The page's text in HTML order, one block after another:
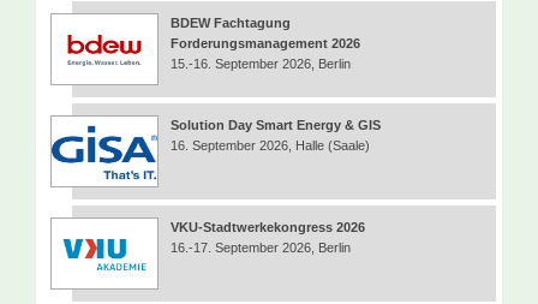
BDEW Fachtagung
Forderungsmanagement 2026
15.-16. September 2026, Berlin
Solution Day Smart Energy & GIS
16. September 2026, Halle (Saale)
VKU-Stadtwerkekongress 2026
16.-17. September 2026, Berlin